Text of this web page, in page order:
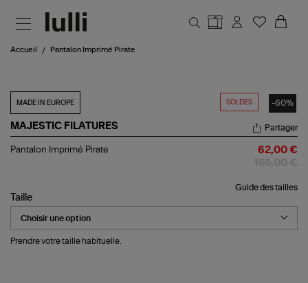
Accueil Pantalon Imprimé Pirate
SOLDES -60%
MADE IN EUROPE
MAJESTIC FILATURES
Pantalon
Partager
Pantalon Imprimé Pirate 62,00 €
Guide des tailles
Taille
Prendre votre taille habituelle.